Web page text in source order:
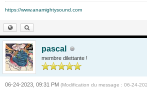
https://www.anamightysound.com
pascal
membre dilettante !
06-24-2023, 09:31 PM (Modification du message : 06-24-